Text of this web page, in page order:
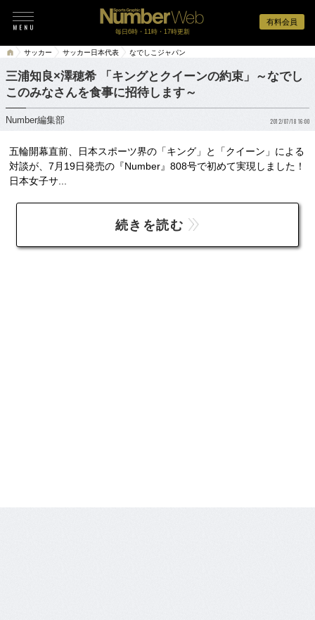
有料会員
毎日6時・11時・17時更新
サッカー サッカー日本代表 なでしこジャパン
三浦知良×澤穂希 「キングとクイーンの約束」～なでし
このみなさんを食事に招待します～
Number編集部 2012/07/18 16:00
五輪開幕直前、日本スポーツ界の「キング」と「クイーン」による
対談が、7月19日発売の『Number』808号で初めて実現しました！
日本女子サ...
続きを読む